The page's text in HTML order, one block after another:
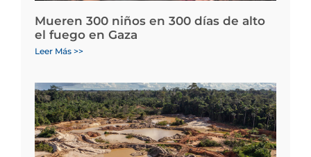
Mueren 300 niños en 300 días de alto
el fuego en Gaza
Leer Más >>